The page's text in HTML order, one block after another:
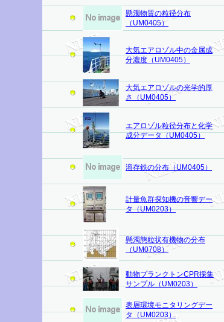
懸濁物質の粒径分布
（UM0405）
大気エアロゾル中の金属成
分濃度（UM0405）
大気エアロゾルの光学的厚
さ（UM0405）
エアロゾル粒径分布と化学
成分データ（UM0405）
溶存鉄の分布（UM0405）
計量魚群探知機の音響デー
タ（UM0203）
懸濁態粒状有機物の分布
（UM0708）
動物プランクトンCPR採集
サンプル（UM0203）
表層環境モニタリングデー
タ（UM0203）